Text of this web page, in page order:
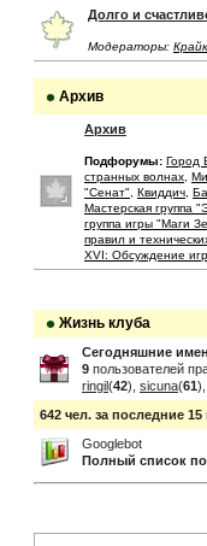
Долго и
Модераторы: Крайк
Архив
Архив
Подфорумы: Город
странных волнах
"Сенат" Квиддич
Мастерская группа
группа игры "Маги
правил и
XVI: Обсуждение
Жизнь клуба
Сегодняшние
9 пользователей
ringil(42), sicuna(61),
642 чел. за последние 15
Googlebot
Полный список